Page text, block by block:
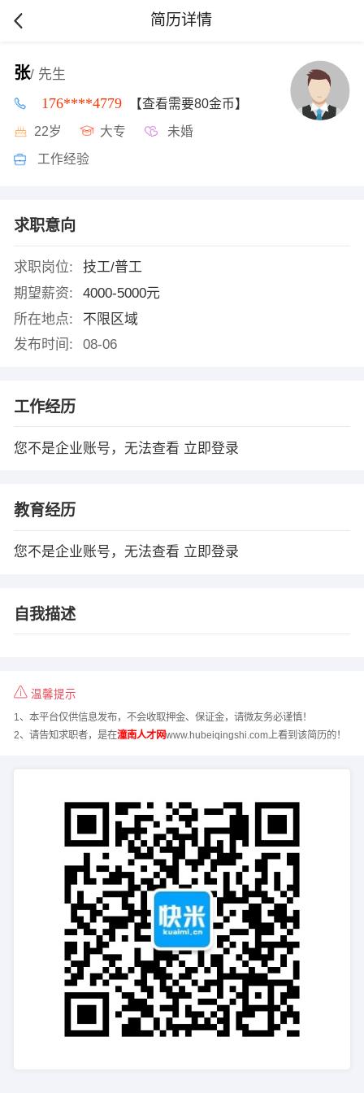
简历详情
张/ 先生
176****4779 【查看需要80金币】
22岁 大专 未婚
工作经验
求职意向
求职岗位:
技工/普工
期望薪资:
4000-5000元
所在地点:
不限区域
发布时间:
08-06
工作经历
您不是企业账号，无法查看 立即登录
教育经历
您不是企业账号，无法查看 立即登录
自我描述
温馨提示
1、本平台仅供信息发布，不会收取押金、保证金，请微友务必谨慎！
2、请告知求职者，是在潼南人才网www.hubeiqingshi.com上看到该简历的！